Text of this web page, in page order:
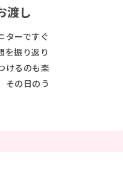
渡し
ターですぐ
を振り返り
けるのも楽
その日のう